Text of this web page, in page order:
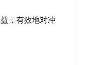
，有效地对冲